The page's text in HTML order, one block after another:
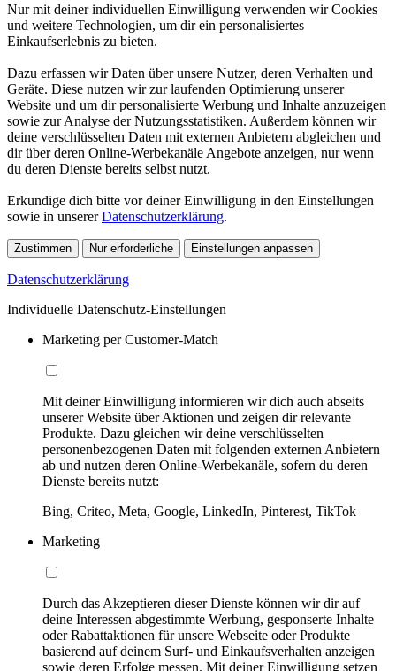
Nur mit deiner individuellen Einwilligung verwenden wir Cookies
und weitere Technologien, um dir ein personalisiertes
Einkaufserlebnis zu bieten.
Dazu erfassen wir Daten über unsere Nutzer, deren Verhalten und
Geräte. Diese nutzen wir zur laufenden Optimierung unserer
Website und um dir personalisierte Werbung und Inhalte anzuzeigen
sowie zur Analyse der Nutzungsstatistiken. Außerdem können wir
deine verschlüsselten Daten mit externen Anbietern abgleichen und
dir über deren Online-Werbekanäle Angebote anzeigen, nur wenn
du deren Dienste bereits selbst nutzt.
Erkundige dich bitte vor deiner Einwilligung in den Einstellungen
sowie in unsererDatenschutzerklärung.
Zustimmen Nur erforderliche Einstellungen anpassen
Datenschutzerklärung
Individuelle Datenschutz-Einstellungen
Marketing per Customer-Match
Mit deiner Einwilligung informieren wir dich auch abseits
unserer Website über Aktionen und zeigen dir relevante
Produkte. Dazu gleichen wir deine verschlüsselten
personenbezogenen Daten mit folgenden externen Anbietern
ab und nutzen deren Online-Werbekanäle, sofern du deren
Dienste bereits nutzt:
Bing, Criteo, Meta, Google, LinkedIn, Pinterest, TikTok
Marketing
Durch das Akzeptieren dieser Dienste können wir dir auf
deine Interessen abgestimmte Werbung, gesponserte Inhalte
oder Rabattaktionen für unsere Webseite oder Produkte
basierend auf deinem Surf- und Einkaufsverhalten anzeigen
sowie deren Erfolge messen. Mit deiner Einwilligung setzen